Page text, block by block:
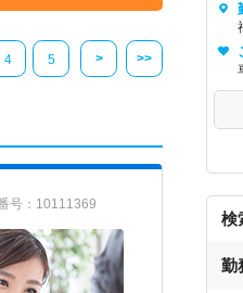
4 5 > >>
号：10111369
検
勤